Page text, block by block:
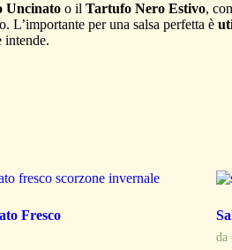
Uncinato o il Tartufo Nero Estivo,
L’importante per una salsa perfetta è
intende.
Fresco
da